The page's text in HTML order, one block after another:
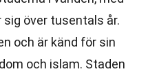
över tusentals år.
och är känd för sin
och islam. Staden